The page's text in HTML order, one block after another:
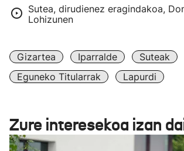
Sutea, dirudienez eragindakoa,
Lohizunen
Gizartea Iparralde
Suteak
Eguneko Titularrak
Lapurdi
Zure interesekoa izan